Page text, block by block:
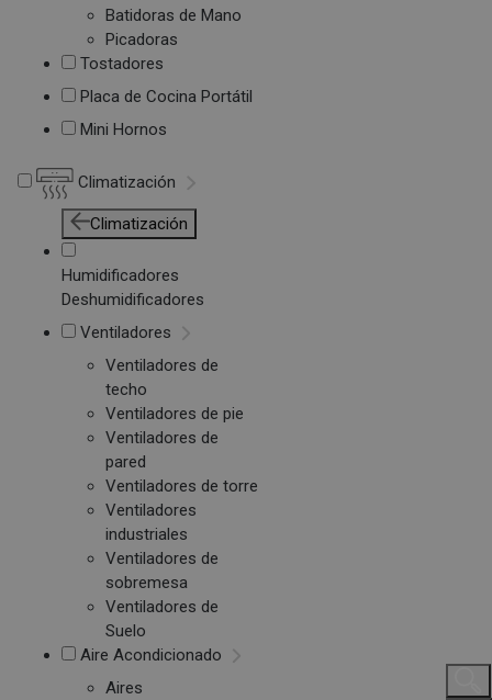
Batidoras de Mano
Picadoras
Tostadores
Placa de Cocina Portátil
Mini Hornos
Climatización
Climatización
Humidificadores
Deshumidificadores
Ventiladores
Ventiladores de
techo
Ventiladores de pie
Ventiladores de
pared
Ventiladores de torre
Ventiladores
industriales
Ventiladores de
sobremesa
Ventiladores de
Suelo
Aire Acondicionado
Aires